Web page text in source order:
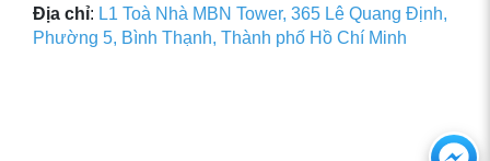
Địa chỉ: L1 Toà Nhà MBN Tower, 365 Lê Quang Định,
Phường 5, Bình Thạnh, Thành phố Hồ Chí Minh